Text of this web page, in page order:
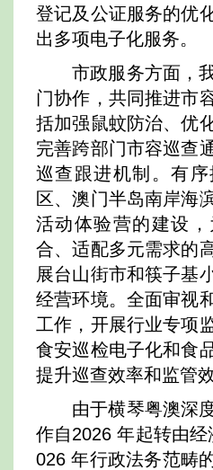
登记及公证服务的优
出多项电子化服务。
市政服务方面，
门协作，共同推进市
括加强鼠蚊防治、优
完善跨部门市容巡查
巡查跟进机制。有
区、澳门半岛南岸海
活动体验营的建设
合、适配多元需求的
展台山街市和筷子基
经营环境。全面审视
工作，开展行业专项
食安巡检电子化和食
提升巡查效率和监管效
由于横琴粤澳深
作自2026 年起转由
026 年行政法务范畴